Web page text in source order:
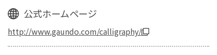
公式ホームページ
http://www.gaundo.com/calligraphy/